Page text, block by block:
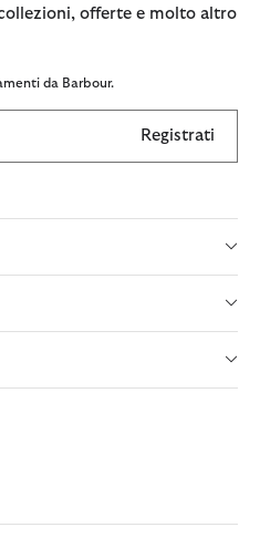
offerte e molto altro
da Barbour.
Registrati